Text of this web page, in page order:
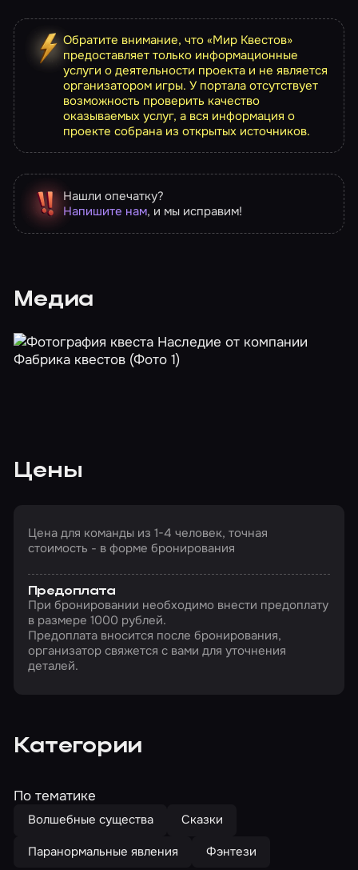
Обратите внимание, что «Мир Квестов»
предоставляет только информационные
услуги о деятельности проекта и не является
организатором игры. У портала отсутствует
возможность проверить качество
оказываемых услуг, а вся информация о
проекте собрана из открытых источников.
Нашли опечатку?
Напишите нам, и мы исправим!
Медиа
Цены
Цена для команды из 1-4 человек, точная
стоимость - в форме бронирования
Предоплата
При бронировании необходимо внести предоплату
в размере 1000 рублей.
Предоплата вносится после бронирования,
организатор свяжется с вами для уточнения
деталей.
Категории
По тематике
Волшебные существа
Сказки
Паранормальные явления
Фэнтези